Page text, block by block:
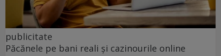
publicitate
Păcănele pe bani reali și cazinourile online